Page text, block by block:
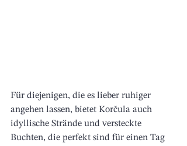
Für diejenigen, die es lieber ruhiger
angehen lassen, bietet Korčula auch
idyllische Strände und versteckte
Buchten, die perfekt sind für einen Tag